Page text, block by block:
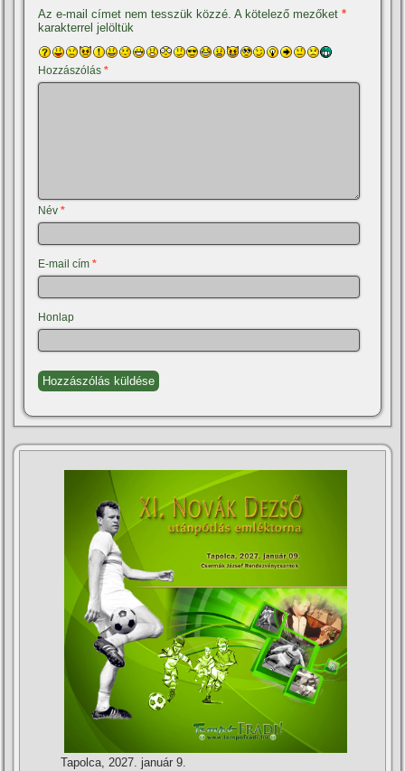
Az e-mail címet nem tesszük közzé. A kötelező mezőket*
karakterrel jelöltük
Hozzászólás*
Név*
E-mail cím*
Honlap
Tapolca, 2027. január 9.